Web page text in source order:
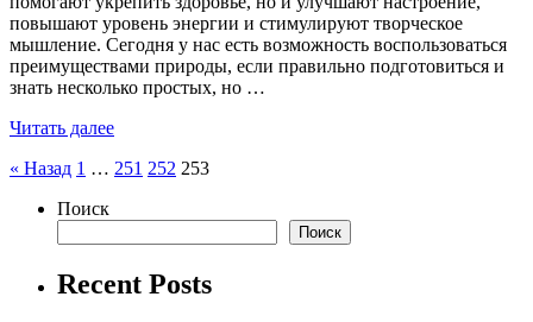
повышают уровень энергии и стимулируют творческое
мышление. Сегодня у нас есть возможность воспользоваться
преимуществами природы, если правильно подготовиться и
знать несколько простых, но …
Читать далее
Пагинация
записей
« Назад 1 … 251 252 253
Поиск
Поиск
Recent Posts